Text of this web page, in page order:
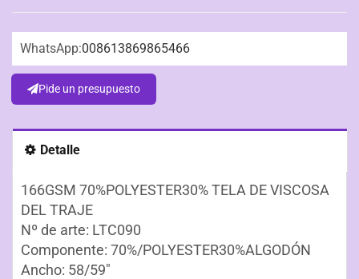
WhatsApp:008613869865466
Pide un presupuesto
Detalle
166GSM 70%POLYESTER30% TELA DE VISCOSA
DEL TRAJE
Nº de arte: LTC090
Componente: 70%/POLYESTER30%ALGODÓN
Ancho: 58/59"